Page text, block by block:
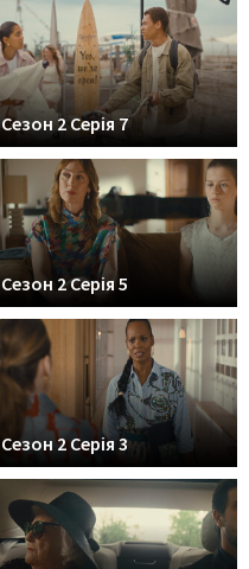
Сезон 2 Серія 7
Сезон 2 Серія 5
Сезон 2 Серія 3